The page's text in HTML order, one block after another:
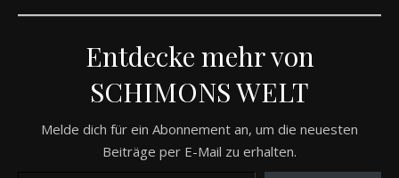
Entdecke mehr von
SCHIMONS WELT
Melde dich für ein Abonnement an, um die neuesten
Beiträge per E-Mail zu erhalten.